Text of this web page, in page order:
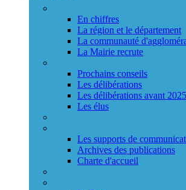
En chiffres
La région et le département
La communauté
La Mairie recrute
Prochains conseils
Les délibérations
Les délibérations avant 2025
Les élus
Les supports de
Archives des publications
Charte d'accueil